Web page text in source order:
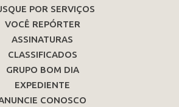
POR SERVIÇOS
VOCÊ REPÓRTER
ASSINATURAS
CLASSIFICADOS
GRUPO BOM DIA
EXPEDIENTE
CONOSCO